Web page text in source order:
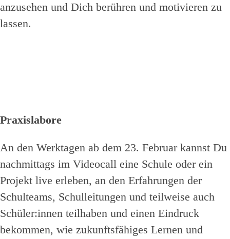
anzusehen und Dich berühren und motivieren zu
lassen.
Praxislabore
An den Werktagen ab dem 23. Februar kannst Du
nachmittags im Videocall eine Schule oder ein
Projekt live erleben, an den Erfahrungen der
Schulteams, Schulleitungen und teilweise auch
Schüler:innen teilhaben und einen Eindruck
bekommen, wie zukunftsfähiges Lernen und